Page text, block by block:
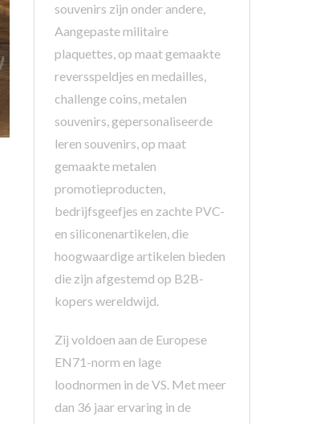
souvenirs zijn onder andere,
Aangepaste militaire
plaquettes, op maat gemaakte
reversspeldjes en medailles,
challenge coins, metalen
souvenirs, gepersonaliseerde
leren souvenirs, op maat
gemaakte metalen
promotieproducten,
bedrijfsgeefjes en zachte PVC-
en siliconenartikelen, die
hoogwaardige artikelen bieden
die zijn afgestemd op B2B-
kopers wereldwijd.
Zij voldoen aan de Europese
EN71-norm en lage
loodnormen in de VS. Met meer
dan 36 jaar ervaring in de